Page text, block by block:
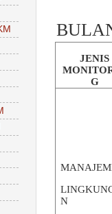
JENIS
G
N